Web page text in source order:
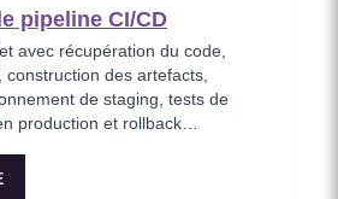
pipeline CI/CD
avec récupération du code,
des artefacts,
de staging, tests de
production et rollback